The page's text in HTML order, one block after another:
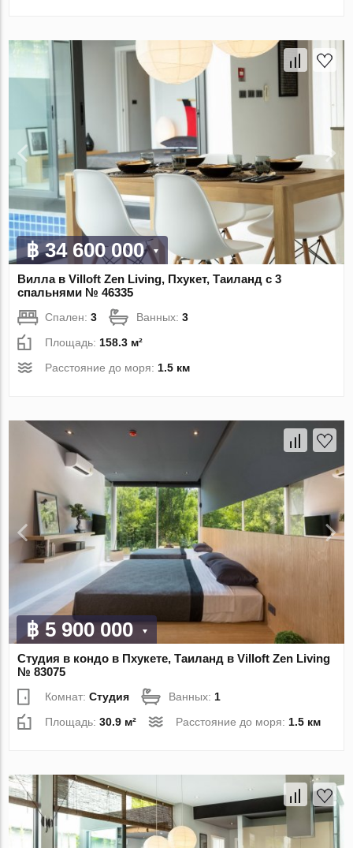
฿ 34 600 000
Вилла в Villoft Zen Living, Пхукет, Таиланд с 3
спальнями № 46335
Спален:3 Ванных:3
Площадь: 158.3 м²
Расстояние до моря: 1.5 км
฿ 5 900 000
Студия в кондо в Пхукете, Таиланд в Villoft Zen Living
№ 83075
Комнат:Студия Ванных:1
Площадь:30.9 м² Расстояние до моря:1.5 км